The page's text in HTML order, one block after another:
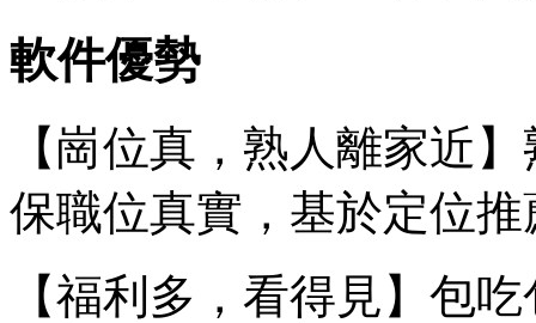
軟件優勢
【崗位真，熟人離家近
保職位真實，基於定位
【福利多，看得見】包